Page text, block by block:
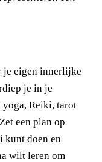
je eigen innerlijke
je in je
yoga, Reiki, tarot
een plan op
kunt doen en
wilt leren om